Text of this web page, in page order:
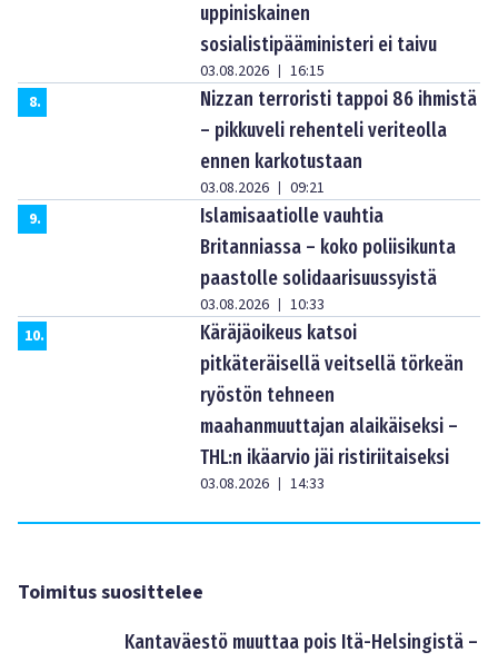
uppiniskainen
sosialistipääministeri ei taivu
03.08.2026 | 16:15
8.
Nizzan terroristi tappoi 86 ihmistä
– pikkuveli rehenteli veriteolla
ennen karkotustaan
03.08.2026 | 09:21
9.
Islamisaatiolle vauhtia
Britanniassa – koko poliisikunta
paastolle solidaarisuussyistä
03.08.2026 | 10:33
10.
Käräjäoikeus katsoi
pitkäteräisellä veitsellä törkeän
ryöstön tehneen
maahanmuuttajan alaikäiseksi –
THL:n ikäarvio jäi ristiriitaiseksi
03.08.2026 | 14:33
Toimitus suosittelee
Kantaväestö muuttaa pois Itä-Helsingistä –